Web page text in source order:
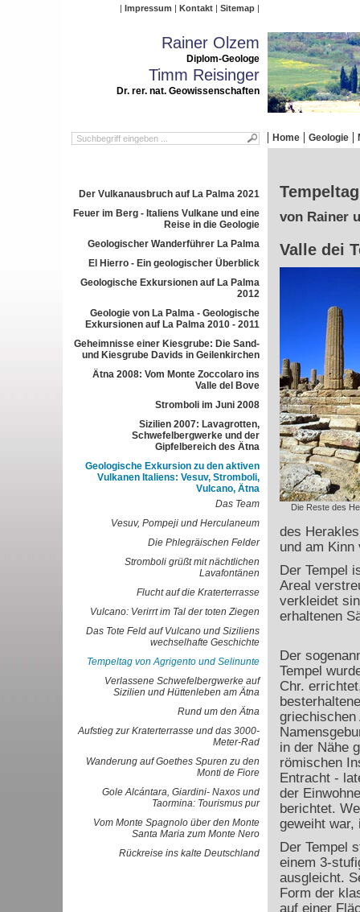
Impressum Kontakt Sitemap
Rainer Olzem
Diplom-Geologe
Timm Reisinger
Dr. rer. nat. Geowissenschaften
Home Geologie
Der Vulkanausbruch auf La Palma 2021
Feuer im Berg - Italiens Vulkane und eine
Reise in die Geologie
Geologischer Wanderführer La Palma
El Hierro - Ein geologischer Überblick
Geologische Exkursionen auf La Palma
2012
Geologie von La Palma - Geologische
Exkursionen auf La Palma 2010 - 2011
Geheimnisse einer Kiesgrube: Die Sand-
und Kiesgrube Davids in Geilenkirchen
Ätna 2008: Vom Monte Zoccolaro ins
Valle del Bove
Stromboli im Juni 2008
Sizilien 2007: Lavagrotten,
Schwefelbergwerke und der
Gipfelbereich des Ätna
Geologische Exkursion zu den aktiven
Vulkanen Italiens: Vesuv, Stromboli,
Vulcano, Ätna
Das Team
Vesuv, Pompeji und Herculaneum
Die Phlegräischen Felder
Stromboli grüßt mit nächtlichen
Lavafontänen
Flucht auf die Kraterterrasse
Vulcano: Verirrt im Tal der toten Ziegen
Das Tote Feld auf Vulcano und Siziliens
wechselhafte Geschichte
Tempeltag von Agrigento und Selinunte
Verlassene Schwefelbergwerke auf
Sizilien und Hüttenleben am Ätna
Rund um den Ätna
Aufstieg zur Kraterterrasse und das 3000-
Meter-Rad
Wanderung auf Goethes Spuren zu den
Monti de Fiore
Gole Alcántara, Giardini- Naxos und
Taormina: Tourismus pur
Vom Monte Spagnolo über den Monte
Santa Maria zum Monte Nero
Rückreise ins kalte Deutschland
von Rainer
Valle dei
Die Reste des
des
und am Kinn
Der Tempel
Areal
verkleidet
erhaltenen
Der
Tempel
Chr.
griechischen
in der Nähe
römischen
Entracht -
der
berichtet.
geweiht war,
Der Tempel
einem 3-
ausgleicht.
Form der
auf einer